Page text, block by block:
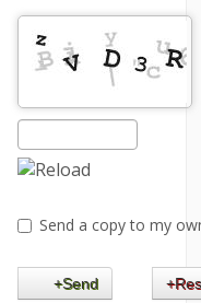
Send a copy to my
Send